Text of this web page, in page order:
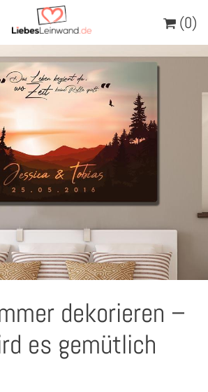
(0)
dekorieren –
es gemütlich